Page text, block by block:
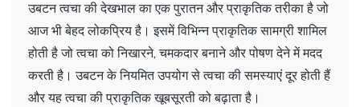
उबटन त्वचा की देखभाल का एक पुरातन और प्राकृतिक तरीका है जो
आज भी बेहद लोकप्रिय है। इसमें विभिन्न प्राकृतिक सामग्री शामिल
होती है जो त्वचा को निखारने, चमकदार बनाने और पोषण देने में मदद
करती है। उबटन के नियमित उपयोग से त्वचा की समस्याएं दूर होती हैं
और यह त्वचा की प्राकृतिक खूबसूरती को बढ़ाता है।